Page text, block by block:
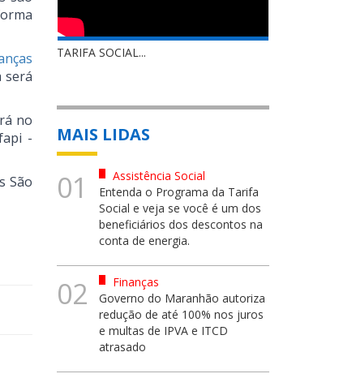
será
no
-
São
TARIFA SOCIAL...
MAIS LIDAS
01
Assistência Social
Entenda o Programa da Tarifa
Social e veja se você é um dos
beneficiários dos descontos na
conta de energia.
02
Finanças
Governo do Maranhão autoriza
redução de até 100% nos juros
e multas de IPVA e ITCD
atrasado